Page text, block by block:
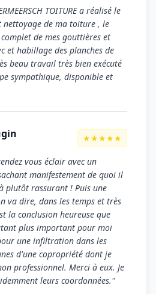
TOITURE a réalisé le
nettoyage de ma toiture , le
de mes gouttières et
et habillage des planches de
beau travail très bien exécuté
sympathique, disponible et
★★★★★
vous éclair avec un
manifestement de quoi il
plutôt rassurant ! Puis une
va dire, dans les temps et très
la conclusion heureuse que
plus important pour moi
une infiltration dans les
d'une copropriété dont je
professionnel. Merci à eux. Je
leurs coordonnées."